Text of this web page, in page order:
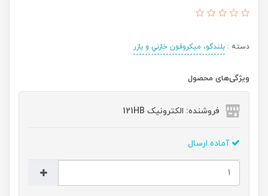
دسته : بلندگو، ميكروفون خازني و بازر
ویژگی‌های محصول
فروشنده: الکترونیک 121HB
آماده ارسال